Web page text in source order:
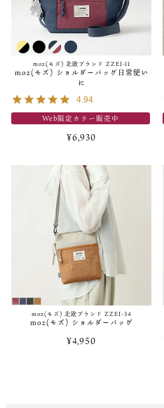
moz(モズ) 北欧ブランド ZZEI-11
moz(モズ) ショルダーバッグ日常使い
に
4.94
Web限定カラー販売中
¥6,930
moz(モズ) 北欧ブランド ZZEI-34
moz(モズ) ショルダーバッグ
¥4,950